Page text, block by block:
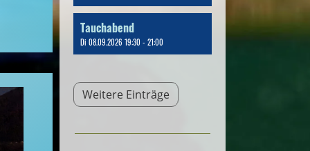
Tauchabend
Di 08.09.2026 19:30 - 21:00
Weitere Einträge